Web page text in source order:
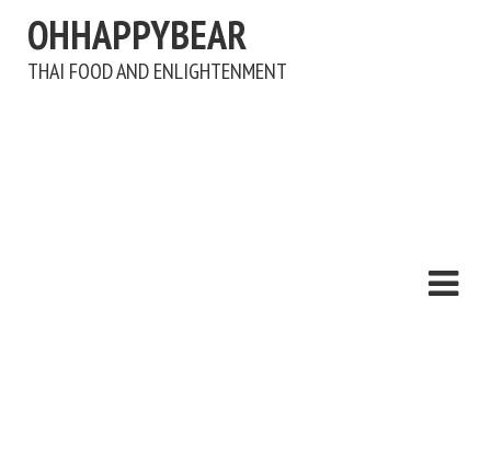
OHHAPPYBEAR
THAI FOOD AND ENLIGHTENMENT